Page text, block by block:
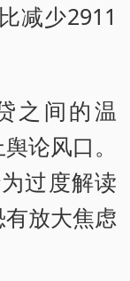
减少2911
之间的温
论风口。
过度解读
有放大焦虑